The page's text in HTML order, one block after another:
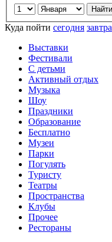
Куда пойти сегодня завтра
Выставки
Фестивали
С детьми
Активный отдых
Музыка
Шоу
Праздники
Образование
Бесплатно
Музеи
Парки
Погулять
Туристу
Театры
Пространства
Клубы
Прочее
Рестораны